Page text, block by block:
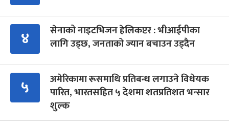
४
सेनाको नाइटभिजन हेलिकप्टर : भीआईपीका
लागि उड्छ, जनताको ज्यान बचाउन उड्दैन
५
अमेरिकामा रूसमाथि प्रतिबन्ध लगाउने विधेयक
पारित, भारतसहित ५ देशमा शतप्रतिशत भन्सार
शुल्क